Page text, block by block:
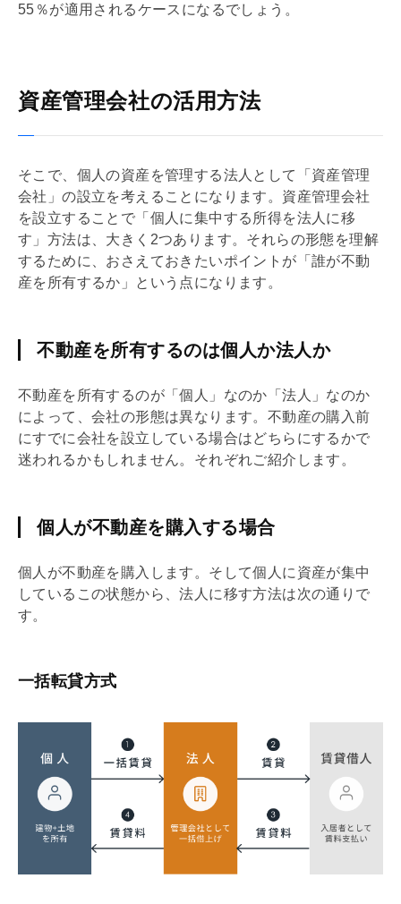
55％が適用されるケースになるでしょう。
資産管理会社の活用方法
そこで、個人の資産を管理する法人として「資産管理
会社 」の設立を考えることになります。資産管理会社
を設立することで「個人に集中する所得を法人に移
す」方法は、大きく2つあります。それらの形態を理解
するために、おさえておきたいポイントが「誰が不動
産を所有するか」という点になります。
不動産を所有するのは個人か法人か
不動産を所有するのが「個人」なのか「法人」なのか
によって、会社の形態は異なります。不動産の購入前
にすでに会社を設立している場合はどちらにするかで
迷われるかもしれません。それぞれご紹介します。
個人が不動産を購入する場合
個人が不動産を購入します。そして個人に資産が集中
しているこの状態から、法人に移す方法は次の通りで
す。
一括転貸方式